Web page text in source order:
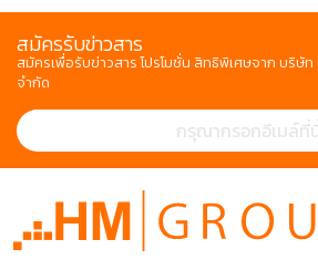
สมัครรับข่าวสาร
สมัครเพื่อรับข่าวสาร โปรโมชั่น สิทธิพิเศษจาก บริษัท
จำกัด